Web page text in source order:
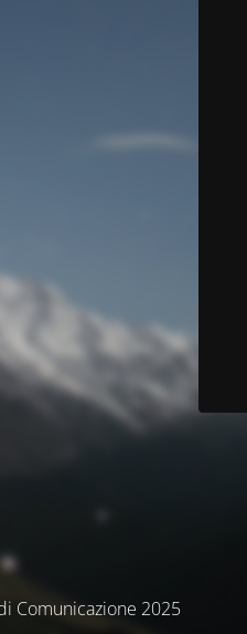
Comunicazione 2025